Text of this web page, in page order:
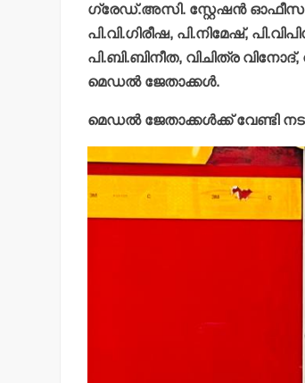
ഗ്രേഡ്.അസി. സ്റ്റേഷന്‍
പി.വി.ഗിരീഷ, പി.നിമേഷ്,
പി.ബി.ബിനീത, വിചിത്ര
മെഡല്‍ ജേതാക്കള്‍.
മെഡല്‍ ജേതാക്കള്‍ക്ക് വേണ്ടി